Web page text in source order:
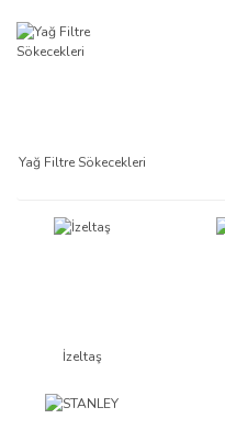
Yağ Filtre Sökecekleri
İzeltaş